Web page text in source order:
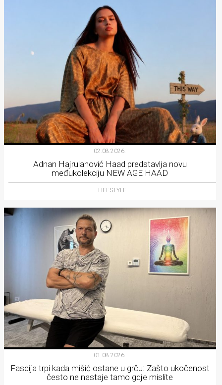
02.08.2026.
Adnan Hajrulahović Haad predstavlja novu
međukolekciju NEW AGE HAAD
LIFESTYLE
01.08.2026.
Fascija trpi kada mišić ostane u grču: Zašto ukočenost
često ne nastaje tamo gdje mislite